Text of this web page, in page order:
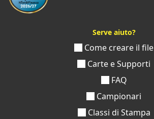
Serve aiuto?
Come creare il file
Carte e Supporti
FAQ
Campionari
Classi di Stampa